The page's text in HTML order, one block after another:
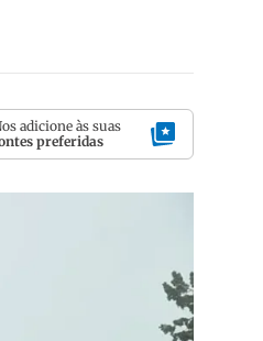
adicione às suas
preferidas